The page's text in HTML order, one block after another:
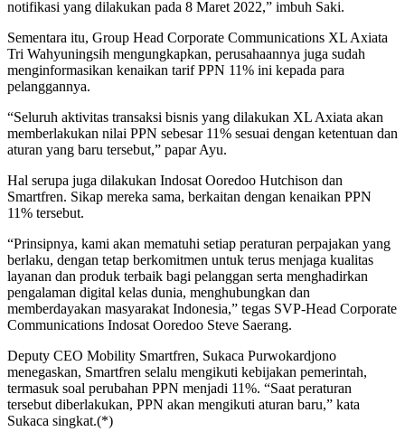
notifikasi yang dilakukan pada 8 Maret 2022,” imbuh Saki.
Sementara itu, Group Head Corporate Communications XL Axiata
Tri Wahyuningsih mengungkapkan, perusahaannya juga sudah
menginformasikan kenaikan tarif PPN 11% ini kepada para
pelanggannya.
“Seluruh aktivitas transaksi bisnis yang dilakukan XL Axiata akan
memberlakukan nilai PPN sebesar 11% sesuai dengan ketentuan dan
aturan yang baru tersebut,” papar Ayu.
Hal serupa juga dilakukan Indosat Ooredoo Hutchison dan
Smartfren. Sikap mereka sama, berkaitan dengan kenaikan PPN
11% tersebut.
“Prinsipnya, kami akan mematuhi setiap peraturan perpajakan yang
berlaku, dengan tetap berkomitmen untuk terus menjaga kualitas
layanan dan produk terbaik bagi pelanggan serta menghadirkan
pengalaman digital kelas dunia, menghubungkan dan
memberdayakan masyarakat Indonesia,” tegas SVP-Head Corporate
Communications Indosat Ooredoo Steve Saerang.
Deputy CEO Mobility Smartfren, Sukaca Purwokardjono
menegaskan, Smartfren selalu mengikuti kebijakan pemerintah,
termasuk soal perubahan PPN menjadi 11%. “Saat peraturan
tersebut diberlakukan, PPN akan mengikuti aturan baru,” kata
Sukaca singkat.(*)